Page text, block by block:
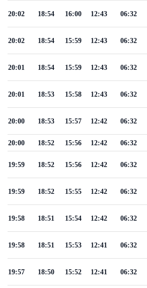
06:32
12:43
16:00
18:54
20:02
06:32
12:43
15:59
18:54
20:02
06:32
12:43
15:59
18:54
20:01
06:32
12:43
15:58
18:53
20:01
06:32
12:42
15:57
18:53
20:00
06:32
12:42
15:56
18:52
20:00
06:32
12:42
15:56
18:52
19:59
06:32
12:42
15:55
18:52
19:59
06:32
12:42
15:54
18:51
19:58
06:32
12:41
15:53
18:51
19:58
06:32
12:41
15:52
18:50
19:57